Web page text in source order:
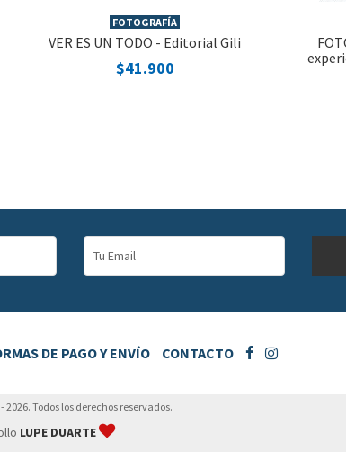
FOTOGRAFÍA
VER ES UN TODO - Editorial Gili
$41.900
DE PAGO Y ENVÍO CONTACTO
2026. Todos los derechos reservados.
LUPE DUARTE